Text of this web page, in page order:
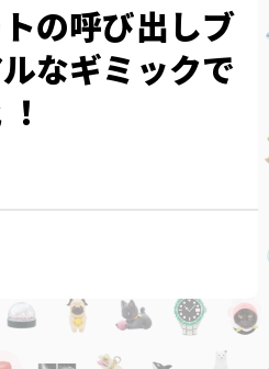
トの呼び出しブ
なギミックで